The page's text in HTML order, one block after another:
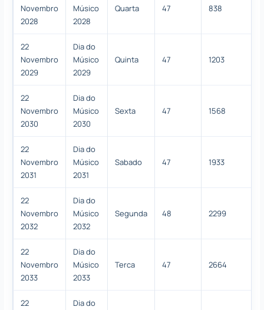
Novembro
2028
Músico
2028
Quarta 47 838
22
Novembro
2029
Dia do
Músico
2029
Quinta 47 1203
22
Novembro
2030
Dia do
Músico
2030
Sexta 47 1568
22
Novembro
2031
Dia do
Músico
2031
Sabado 47 1933
22
Novembro
2032
Dia do
Músico
2032
Segunda 48 2299
22
Novembro
2033
Dia do
Músico
2033
Terca 47 2664
22
Dia do